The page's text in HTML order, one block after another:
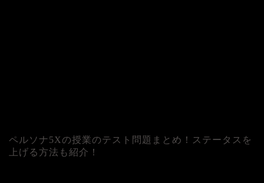
ペルソナ5Xの授業のテスト問題まとめ！ステータスを
上げる方法も紹介！